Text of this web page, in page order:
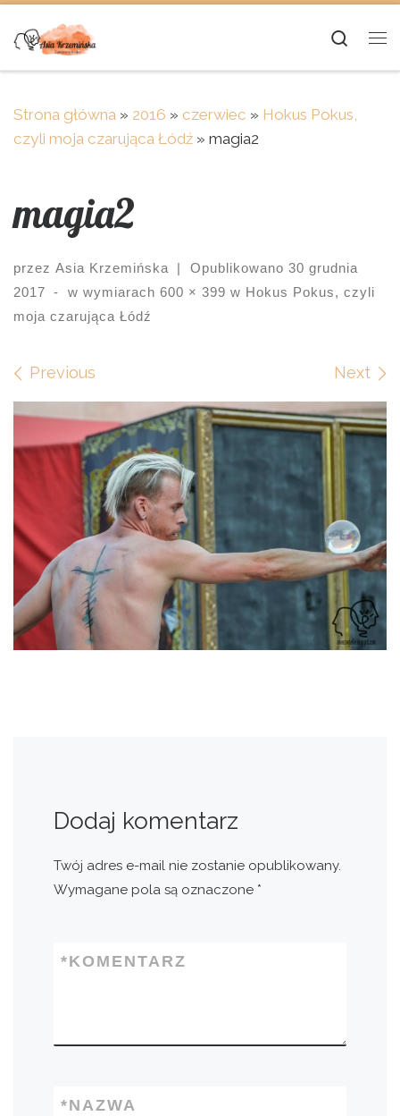
Skip to content
Strona główna » 2016 » czerwiec » Hokus Pokus,
czyli moja czarująca Łódź » magia2
magia2
przez Asia Krzemińska | Opublikowano 30 grudnia
2017
- w wymiarach 600 × 399 w Hokus Pokus, czyli
moja czarująca Łódź
Images navigation
Previous Next
Dodaj komentarz
Twój adres e-mail nie zostanie opublikowany.
Wymagane pola są oznaczone *
KOMENTARZ
*
NAZWA
*